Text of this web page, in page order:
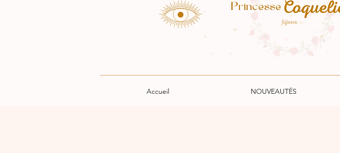
Accueil NOUVEAUTÉS